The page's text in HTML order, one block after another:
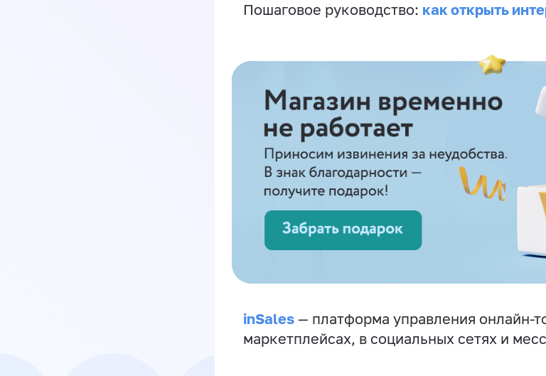
Пошаговое руководство: как открыть
inSales — платформа управления онлайн-
маркетплейсах, в социальных сетях и